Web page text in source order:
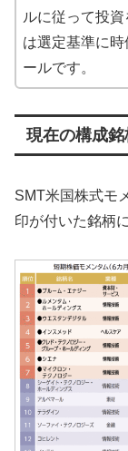
ルに従って投
は選定基準に
ールです。
現在の構成銘
SMT米国株式モ
印が付いた銘柄